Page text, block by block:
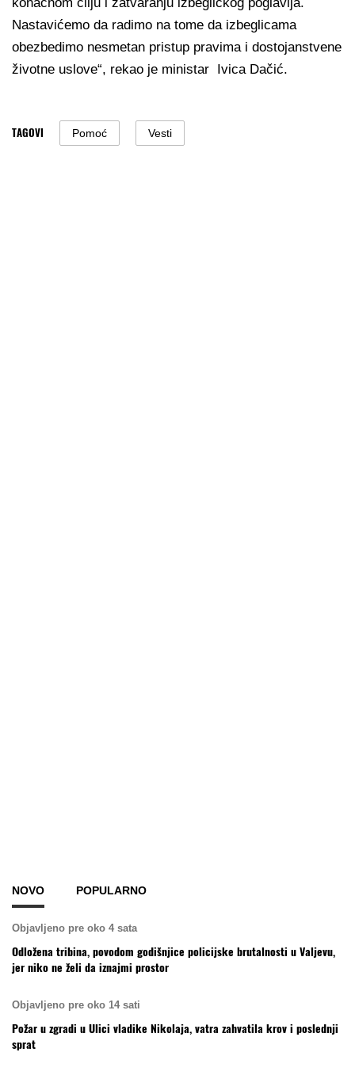
Nastavićemo da radimo na tome da izbeglicama
obezbedimo nesmetan pristup pravima i dostojanstvene
životne uslove“, rekao je ministar Ivica Dačić.
TAGOVI Pomoć Vesti
NOVO POPULARNO
Objavljeno pre oko 4 sata
Odložena tribina, povodom godišnjice policijske brutalnosti u Valjevu,
jer niko ne želi da iznajmi prostor
Objavljeno pre oko 14 sati
Požar u zgradi u Ulici vladike Nikolaja, vatra zahvatila krov i poslednji
sprat